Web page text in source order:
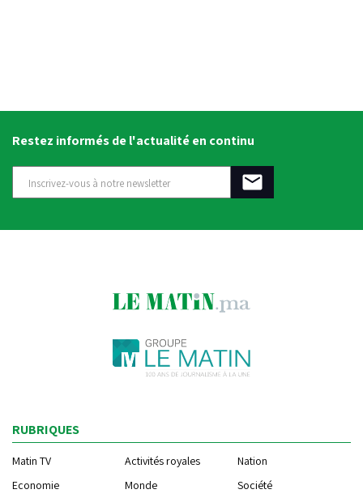
Restez informés de l'actualité en continu
RUBRIQUES
Matin TV Activités royales
Nation
Economie
Monde
Société